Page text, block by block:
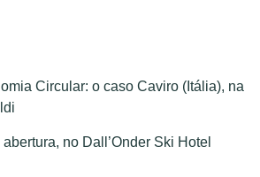
Circular: o caso Caviro (Itália), na
no Dall’Onder Ski Hotel